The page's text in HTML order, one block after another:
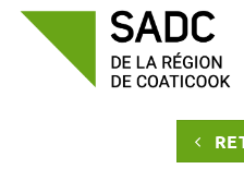
Passer